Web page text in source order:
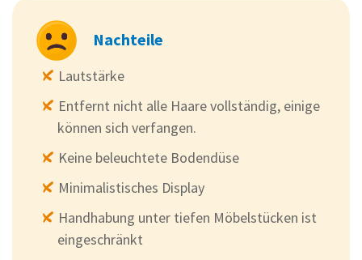
Nachteile
Lautstärke
Entfernt nicht alle Haare vollständig, einige
können sich verfangen.
Keine beleuchtete Bodendüse
Minimalistisches Display
Handhabung unter tiefen Möbelstücken ist
eingeschränkt